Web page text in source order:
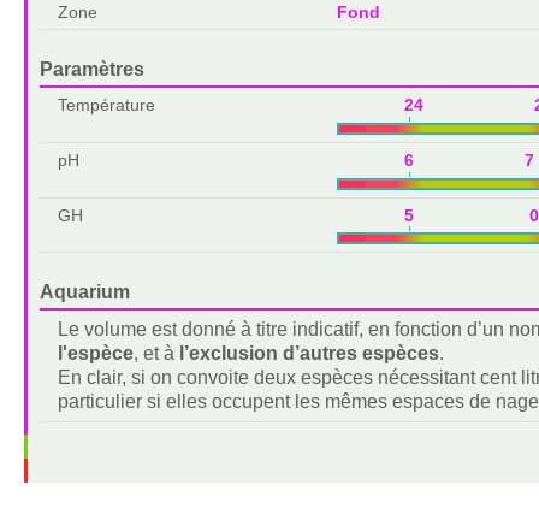
Zone Fond
Paramètres
Température 24
pH 6 7
GH 5 0
Aquarium
Le volume est donné à titre indicatif, en fonction d’un
l'espèce, et à l’exclusion d’autres espèces.
En clair, si on convoite deux espèces nécessitant cent
particulier si elles occupent les mêmes espaces de